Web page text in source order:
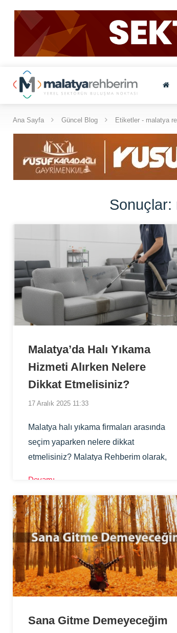
Ana Sayfa Güncel Blog Etiketler - malatya
Sonuçlar:
Malatya’da Halı Yıkama
Hizmeti Alırken Nelere
Dikkat Etmelisiniz?
17 Aralık 2025 11:33
Malatya halı yıkama firmaları arasında
seçim yaparken nelere dikkat
etmelisiniz? Malatya Rehberim olarak,
getiriyoruz.
Devamı
Sana Gitme Demeyeceğim